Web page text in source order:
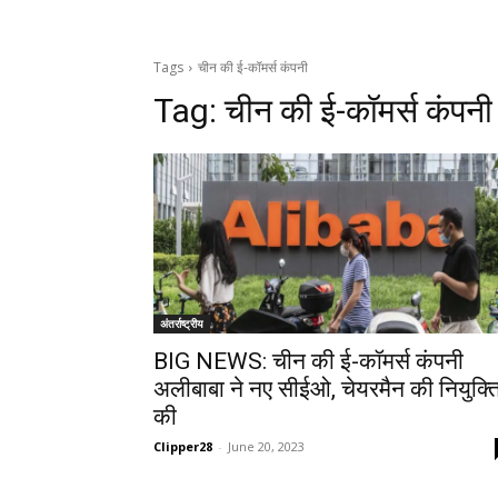
Tags चीन की ई-कॉमर्स कंपनी
Tag:चीन की ई-कॉमर्स कंपनी
अंतर्राष्ट्रीय
BIG NEWS: चीन की ई-कॉमर्स कंपनी
अलीबाबा ने नए सीईओ, चेयरमैन की
की
Clipper28 - June 20, 2023